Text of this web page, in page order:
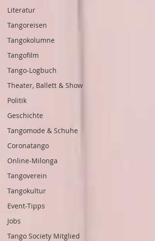
Literatur
Tangoreisen
Tangokolumne
Tangofilm
Tango-Logbuch
Theater, Ballett & Show
Politik
Geschichte
Tangomode & Schuhe
Coronatango
Online-Milonga
Tangoverein
Tangokultur
Event-Tipps
Jobs
Tango Society Mitglied